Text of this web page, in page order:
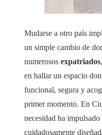
Mudarse a otro país
un simple cambio de
numerosos expatriados
en hallar un espacio
funcional, segura y
primer momento. En
necesidad ha
cuidadosamente